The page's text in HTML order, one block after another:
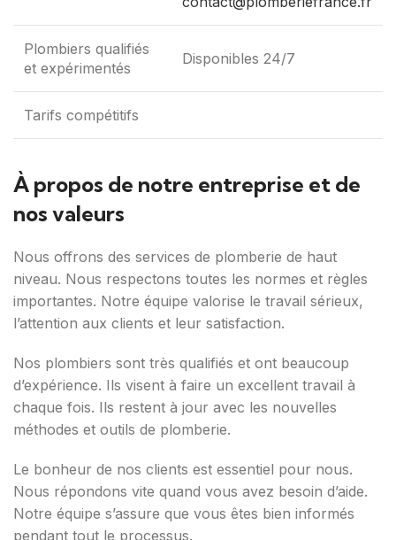
Plombiers qualifiés
et expérimentés
Disponibles 24/7
Tarifs compétitifs
À propos de notre entreprise et de
nos valeurs
Nous offrons des services de plomberie de haut
niveau. Nous respectons toutes les normes et règles
importantes. Notre équipe valorise le travail sérieux,
l’attention aux clients et leur satisfaction.
Nos plombiers sont très qualifiés et ont beaucoup
d’expérience. Ils visent à faire un excellent travail à
chaque fois. Ils restent à jour avec les nouvelles
méthodes et outils de plomberie.
Le bonheur de nos clients est essentiel pour nous.
Nous répondons vite quand vous avez besoin d’aide.
Notre équipe s’assure que vous êtes bien informés
pendant tout le processus.